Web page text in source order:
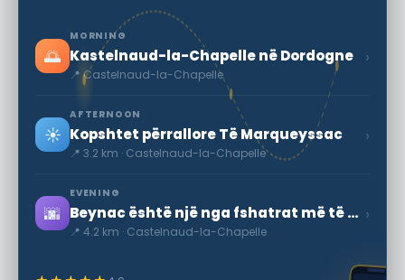
🌅
MORNING
Kastelnaud-la-Chapelle në Dordogne
📍 Castelnaud-la-Chapelle
›
☀️
AFTERNOON
Kopshtet përrallore Të Marqueyssac
📍 3.2 km · Castelnaud-la-Chapelle
›
🌆
EVENING
Beynac është një nga fshatrat më të bukura Në Francë
📍 4.2 km · Castelnaud-la-Chapelle
›